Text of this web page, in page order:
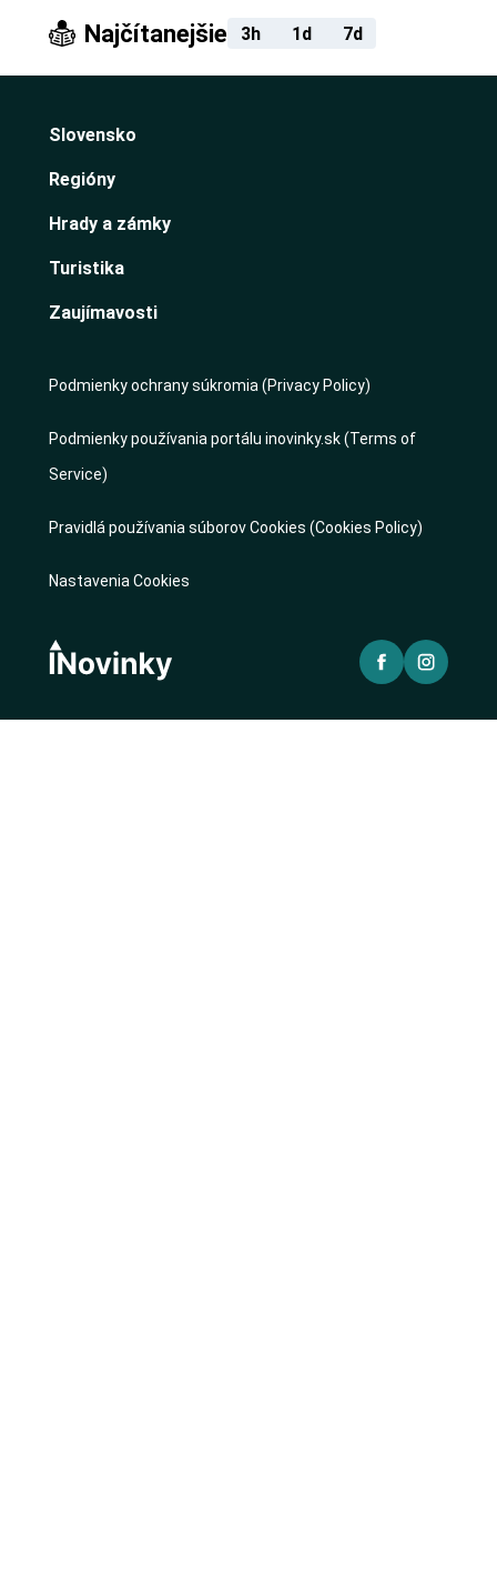
Najčítanejšie 3h 1d 7d
Slovensko
Regióny
Hrady a zámky
Turistika
Zaujímavosti
Podmienky ochrany súkromia (Privacy Policy)
Podmienky používania portálu inovinky.sk (Terms of
Service)
Pravidlá používania súborov Cookies (Cookies Policy)
Nastavenia Cookies